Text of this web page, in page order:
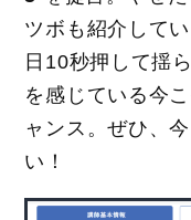
ツボも紹介して
日10秒押して揺
を感じている今
ャンス。ぜひ、
い！